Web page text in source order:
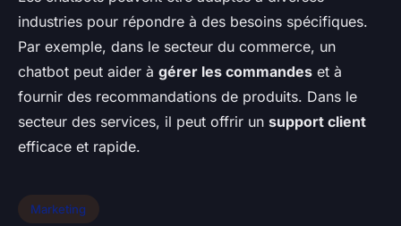
industries pour répondre à des besoins spécifiques.
Par exemple, dans le secteur du commerce, un
chatbot peut aider à gérer les commandes et à
fournir des recommandations de produits. Dans le
secteur des services, il peut offrir un support client
efficace et rapide.
Marketing